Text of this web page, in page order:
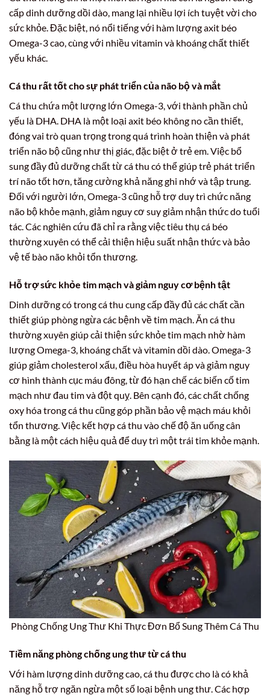
cấp dinh dưỡng dồi dào, mang lại nhiều lợi ích tuyệt vời cho
sức khỏe. Đặc biệt, nó nổi tiếng với hàm lượng axit béo
Omega-3 cao, cùng với nhiều vitamin và khoáng chất thiết
yếu khác.
Cá thu rất tốt cho sự phát triển của não bộ và mắt
Cá thu chứa một lượng lớn Omega-3, với thành phần chủ
yếu là DHA. DHA là một loại axit béo không no cần thiết,
đóng vai trò quan trọng trong quá trình hoàn thiện và phát
triển não bộ cũng như thị giác, đặc biệt ở trẻ em. Việc bổ
sung đầy đủ dưỡng chất từ cá thu có thể giúp trẻ phát triển
trí não tốt hơn, tăng cường khả năng ghi nhớ và tập trung.
Đối với người lớn, Omega-3 cũng hỗ trợ duy trì chức năng
não bộ khỏe mạnh, giảm nguy cơ suy giảm nhận thức do tuổi
tác. Các nghiên cứu đã chỉ ra rằng việc tiêu thụ cá béo
thường xuyên có thể cải thiện hiệu suất nhận thức và bảo
vệ tế bào não khỏi tổn thương.
Hỗ trợ sức khỏe tim mạch và giảm nguy cơ bệnh tật
Dinh dưỡng có trong cá thu cung cấp đầy đủ các chất cần
thiết giúp phòng ngừa các bệnh về tim mạch. Ăn cá thu
thường xuyên giúp cải thiện sức khỏe tim mạch nhờ hàm
lượng Omega-3, khoáng chất và vitamin dồi dào. Omega-3
giúp giảm cholesterol xấu, điều hòa huyết áp và giảm nguy
cơ hình thành cục máu đông, từ đó hạn chế các biến cố tim
mạch như đau tim và đột quỵ. Bên cạnh đó, các chất chống
oxy hóa trong cá thu cũng góp phần bảo vệ mạch máu khỏi
tổn thương. Việc kết hợp cá thu vào chế độ ăn uống cân
bằng là một cách hiệu quả để duy trì một trái tim khỏe mạnh.
Phòng Chống Ung Thư Khi Thực Đơn Bổ Sung Thêm Cá Thu
Tiềm năng phòng chống ung thư từ cá thu
Với hàm lượng dinh dưỡng cao, cá thu được cho là có khả
năng hỗ trợ ngăn ngừa một số loại bệnh ung thư. Các hợp